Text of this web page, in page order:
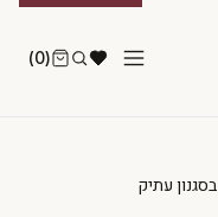
(0)
בסגנון עתיק